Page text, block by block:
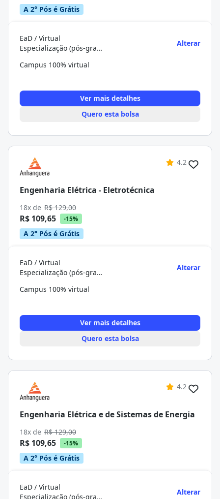
A 2° Pós é Grátis
EaD / Virtual
Especialização (pós-graduação)
Alterar
Campus 100% virtual
Ver mais detalhes
Quero esta bolsa
4.2
Engenharia Elétrica - Eletrotécnica
18x de R$ 129,00
R$ 109,65 -15%
A 2° Pós é Grátis
EaD / Virtual
Especialização (pós-graduação)
Alterar
Campus 100% virtual
Ver mais detalhes
Quero esta bolsa
4.2
Engenharia Elétrica e de Sistemas de Energia
18x de R$ 129,00
R$ 109,65 -15%
A 2° Pós é Grátis
EaD / Virtual
Especialização (pós-graduação)
Alterar